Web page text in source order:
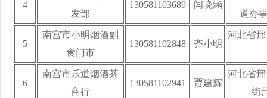
4
发部
130581103689 闫晓涵
道办
5
南宫市小明烟酒副
食门市
130581102848 齐小明
河北省
6
南宫市乐道烟酒茶
商行
130581102941 贾建辉
河北省
街